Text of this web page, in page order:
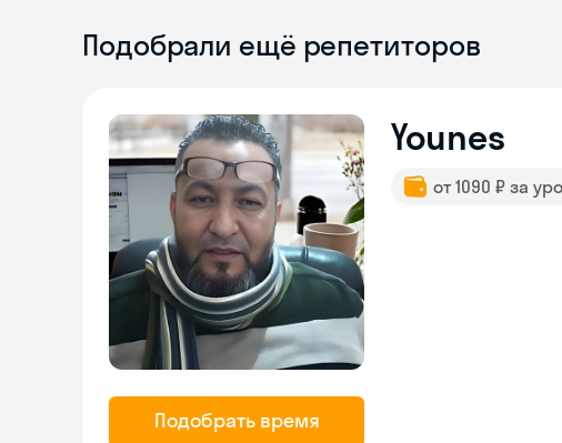
Подобрали ещё репетиторов
Подобрать время
Younes
от 1090 ₽ за